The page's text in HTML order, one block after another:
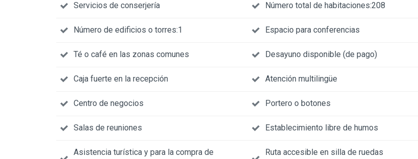
Servicios de conserjería Número total de habitaciones:208
Número de edificios o torres:1 Espacio para conferencias
Té o café en las zonas comunes Desayuno disponible (de pago)
Caja fuerte en la recepción Atención multilingüe
Centro de negocios Portero o botones
Salas de reuniones Establecimiento libre de humos
Asistencia turística y para la compra de
Ruta accesible en silla de ruedas